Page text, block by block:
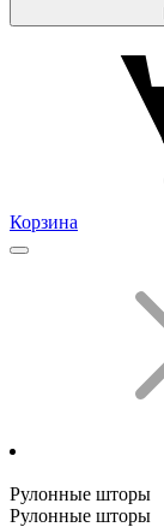
Корзина
Рулонные шторы
Рулонные шторы